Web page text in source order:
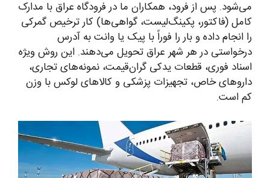
می‌شود. پس از فرود، همکاران ما در فرودگاه عراق با مدارک
کامل (فاکتور، پکینگ‌لیست، گواهی‌ها) کار ترخیص گمرکی
را انجام داده و بار را فوراً با پیک یا وانت به آدرس
درخواستی در هر شهر عراق تحویل می‌دهند. این روش ویژه
اسناد فوری، قطعات یدکی گران‌قیمت، نمونه‌های تجاری،
داروهای خاص، تجهیزات پزشکی و کالاهای لوکس با وزن
کم است.